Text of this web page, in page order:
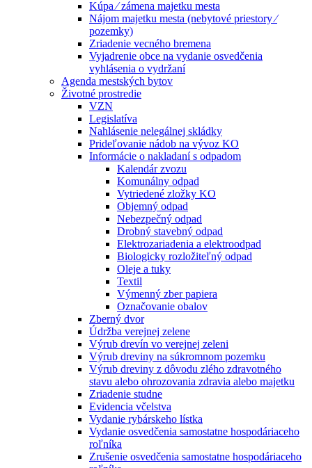
Kúpa ⁄ zámena majetku mesta
Nájom majetku mesta (nebytové priestory ⁄
pozemky)
Zriadenie vecného bremena
Vyjadrenie obce na vydanie osvedčenia
vyhlásenia o vydržaní
Agenda mestských bytov
Životné prostredie
VZN
Legislatíva
Nahlásenie nelegálnej skládky
Prideľovanie nádob na vývoz KO
Informácie o nakladaní s odpadom
Kalendár zvozu
Komunálny odpad
Vytriedené zložky KO
Objemný odpad
Nebezpečný odpad
Drobný stavebný odpad
Elektrozariadenia a elektroodpad
Biologicky rozložiteľný odpad
Oleje a tuky
Textil
Výmenný zber papiera
Označovanie obalov
Zberný dvor
Údržba verejnej zelene
Výrub drevín vo verejnej zeleni
Výrub dreviny na súkromnom pozemku
Výrub dreviny z dôvodu zlého zdravotného
stavu alebo ohrozovania zdravia alebo majetku
Zriadenie studne
Evidencia včelstva
Vydanie rybárskeho lístka
Vydanie osvedčenia samostatne hospodáriaceho
roľníka
Zrušenie osvedčenia samostatne hospodáriaceho